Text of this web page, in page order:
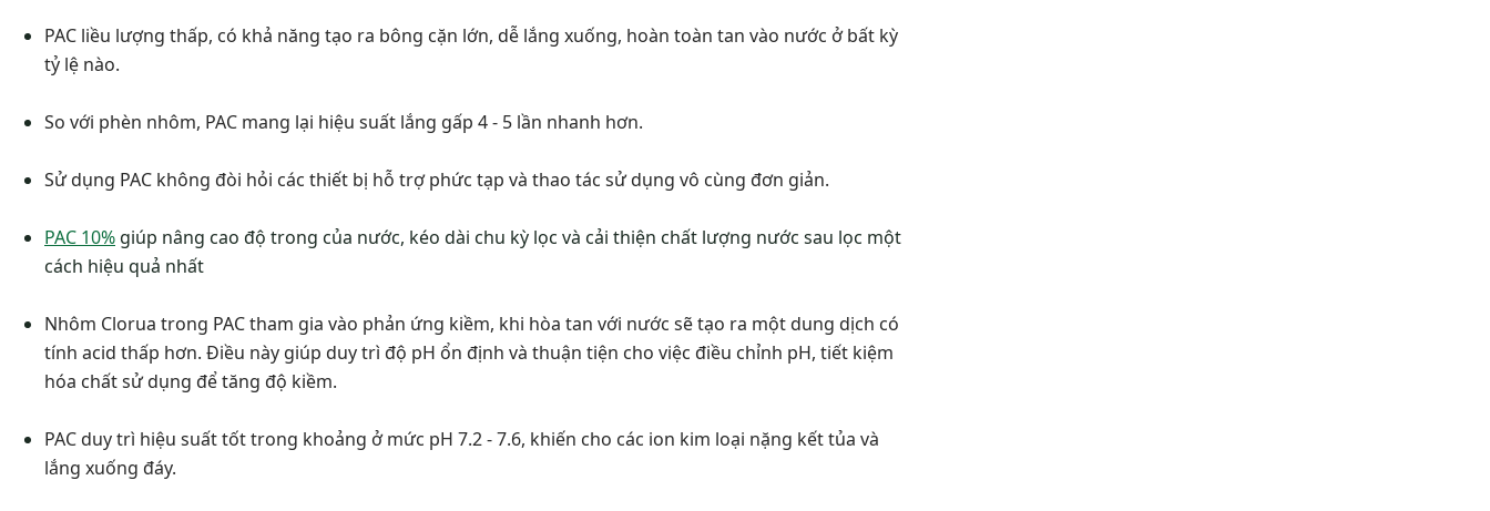
PAC liều lượng thấp, có khả năng tạo ra bông cặn lớn, dễ lắng xuống, hoàn toàn tan vào nước ở bất kỳ
tỷ lệ nào.
So với phèn nhôm, PAC mang lại hiệu suất lắng gấp 4 - 5 lần nhanh hơn.
Sử dụng PAC không đòi hỏi các thiết bị hỗ trợ phức tạp và thao tác sử dụng vô cùng đơn giản.
PAC 10% giúp nâng cao độ trong của nước, kéo dài chu kỳ lọc và cải thiện chất lượng nước sau lọc một
cách hiệu quả nhất
Nhôm Clorua trong PAC tham gia vào phản ứng kiềm, khi hòa tan với nước sẽ tạo ra một dung dịch có
tính acid thấp hơn. Điều này giúp duy trì độ pH ổn định và thuận tiện cho việc điều chỉnh pH, tiết kiệm
hóa chất sử dụng để tăng độ kiềm.
PAC duy trì hiệu suất tốt trong khoảng ở mức pH 7.2 - 7.6, khiến cho các ion kim loại nặng kết tủa và
lắng xuống đáy.